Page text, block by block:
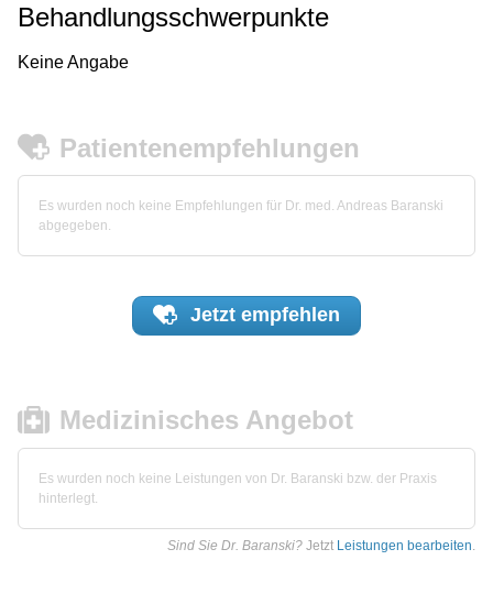
Behandlungsschwerpunkte
Keine Angabe
Patientenempfehlungen
Es wurden noch keine Empfehlungen für Dr. med. Andreas Baranski
abgegeben.
Jetzt empfehlen
Medizinisches Angebot
Es wurden noch keine Leistungen von Dr. Baranski bzw. der Praxis
hinterlegt.
Sind Sie Dr. Baranski? Jetzt Leistungen bearbeiten.